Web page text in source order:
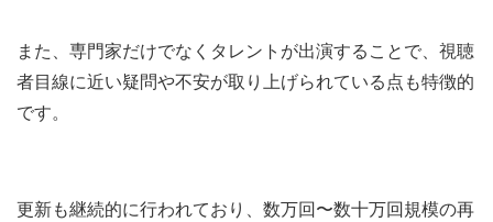
また、専門家だけでなくタレントが出演することで、視聴
者目線に近い疑問や不安が取り上げられている点も特徴的
です。
更新も継続的に行われており、数万回〜数十万回規模の再